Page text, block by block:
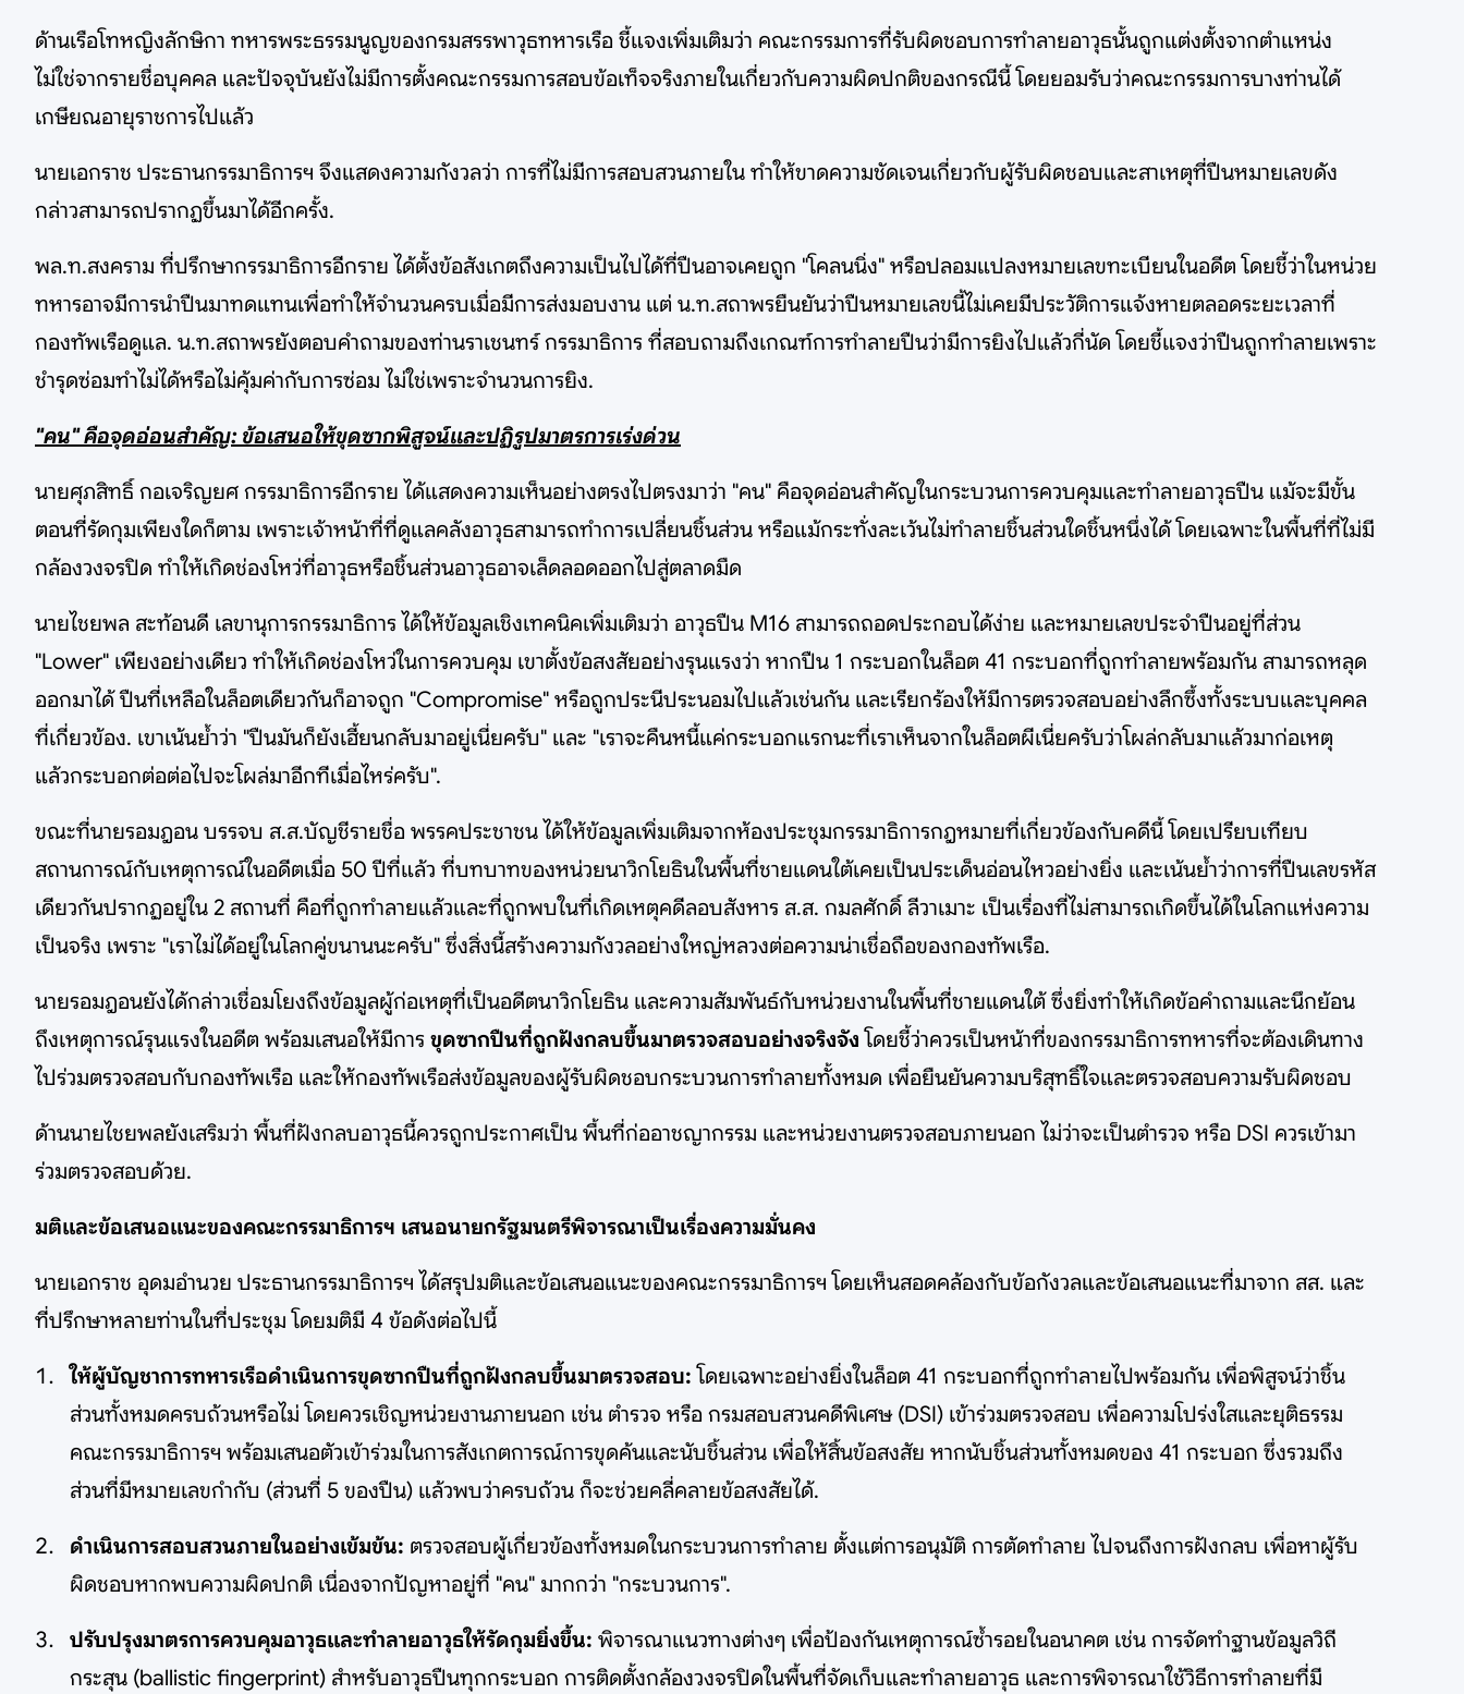
ด้านเรือโทหญิงลักษิกา ทหารพระธรรมนูญของกรมสรรพาวุธทหารเรือ ชี้แจงเพิ่มเติมว่า คณะกรรมการที่รับผิดชอบการทำลายอาวุธนั้นถูกแต่งตั้งจากตำแหน่ง
ไม่ใช่จากรายชื่อบุคคล และปัจจุบันยังไม่มีการตั้งคณะกรรมการสอบข้อเท็จจริงภายในเกี่ยวกับความผิดปกติของกรณีนี้ โดยยอมรับว่าคณะกรรมการบางท่านได้
เกษียณอายุราชการไปแล้ว
นายเอกราช ประธานกรรมาธิการฯ จึงแสดงความกังวลว่า การที่ไม่มีการสอบสวนภายใน ทำให้ขาดความชัดเจนเกี่ยวกับผู้รับผิดชอบและสาเหตุที่ปืนหมายเลขดัง
กล่าวสามารถปรากฏขึ้นมาได้อีกครั้ง.
พล.ท.สงคราม ที่ปรึกษากรรมาธิการอีกราย ได้ตั้งข้อสังเกตถึงความเป็นไปได้ที่ปืนอาจเคยถูก "โคลนนิ่ง" หรือปลอมแปลงหมายเลขทะเบียนในอดีต โดยชี้ว่าในหน่วย
ทหารอาจมีการนำปืนมาทดแทนเพื่อทำให้จำนวนครบเมื่อมีการส่งมอบงาน แต่ น.ท.สถาพรยืนยันว่าปืนหมายเลขนี้ไม่เคยมีประวัติการแจ้งหายตลอดระยะเวลาที่
กองทัพเรือดูแล. น.ท.สถาพรยังตอบคำถามของท่านราเชนทร์ กรรมาธิการ ที่สอบถามถึงเกณฑ์การทำลายปืนว่ามีการยิงไปแล้วกี่นัด โดยชี้แจงว่าปืนถูกทำลายเพราะ
ชำรุดซ่อมทำไม่ได้หรือไม่คุ้มค่ากับการซ่อม ไม่ใช่เพราะจำนวนการยิง.
"คน" คือจุดอ่อนสำคัญ: ข้อเสนอให้ขุดซากพิสูจน์และปฏิรูปมาตรการเร่งด่วน
นายศุภสิทธิ์ กอเจริญยศ กรรมาธิการอีกราย ได้แสดงความเห็นอย่างตรงไปตรงมาว่า "คน" คือจุดอ่อนสำคัญในกระบวนการควบคุมและทำลายอาวุธปืน แม้จะมีขั้น
ตอนที่รัดกุมเพียงใดก็ตาม เพราะเจ้าหน้าที่ที่ดูแลคลังอาวุธสามารถทำการเปลี่ยนชิ้นส่วน หรือแม้กระทั่งละเว้นไม่ทำลายชิ้นส่วนใดชิ้นหนึ่งได้ โดยเฉพาะในพื้นที่ที่ไม่มี
กล้องวงจรปิด ทำให้เกิดช่องโหว่ที่อาวุธหรือชิ้นส่วนอาวุธอาจเล็ดลอดออกไปสู่ตลาดมืด
นายไชยพล สะท้อนดี เลขานุการกรรมาธิการ ได้ให้ข้อมูลเชิงเทคนิคเพิ่มเติมว่า อาวุธปืน M16 สามารถถอดประกอบได้ง่าย และหมายเลขประจำปืนอยู่ที่ส่วน
"Lower" เพียงอย่างเดียว ทำให้เกิดช่องโหว่ในการควบคุม เขาตั้งข้อสงสัยอย่างรุนแรงว่า หากปืน 1 กระบอกในล็อต 41 กระบอกที่ถูกทำลายพร้อมกัน สามารถหลุด
ออกมาได้ ปืนที่เหลือในล็อตเดียวกันก็อาจถูก "Compromise" หรือถูกประนีประนอมไปแล้วเช่นกัน และเรียกร้องให้มีการตรวจสอบอย่างลึกซึ้งทั้งระบบและบุคคล
ที่เกี่ยวข้อง. เขาเน้นย้ำว่า "ปืนมันก็ยังเฮี้ยนกลับมาอยู่เนี่ยครับ" และ "เราจะคืนหนี้แค่กระบอกแรกนะที่เราเห็นจากในล็อตผีเนี่ยครับว่าโผล่กลับมาแล้วมาก่อเหตุ
แล้วกระบอกต่อต่อไปจะโผล่มาอีกทีเมื่อไหร่ครับ".
ขณะที่นายรอมฎอน บรรจบ ส.ส.บัญชีรายชื่อ พรรคประชาชน ได้ให้ข้อมูลเพิ่มเติมจากห้องประชุมกรรมาธิการกฎหมายที่เกี่ยวข้องกับคดีนี้ โดยเปรียบเทียบ
สถานการณ์กับเหตุการณ์ในอดีตเมื่อ 50 ปีที่แล้ว ที่บทบาทของหน่วยนาวิกโยธินในพื้นที่ชายแดนใต้เคยเป็นประเด็นอ่อนไหวอย่างยิ่ง และเน้นย้ำว่าการที่ปืนเลขรหัส
เดียวกันปรากฏอยู่ใน 2 สถานที่ คือที่ถูกทำลายแล้วและที่ถูกพบในที่เกิดเหตุคดีลอบสังหาร ส.ส. กมลศักดิ์ ลีวาเมาะ เป็นเรื่องที่ไม่สามารถเกิดขึ้นได้ในโลกแห่งความ
เป็นจริง เพราะ "เราไม่ได้อยู่ในโลกคู่ขนานนะครับ" ซึ่งสิ่งนี้สร้างความกังวลอย่างใหญ่หลวงต่อความน่าเชื่อถือของกองทัพเรือ.
นายรอมฎอนยังได้กล่าวเชื่อมโยงถึงข้อมูลผู้ก่อเหตุที่เป็นอดีตนาวิกโยธิน และความสัมพันธ์กับหน่วยงานในพื้นที่ชายแดนใต้ ซึ่งยิ่งทำให้เกิดข้อคำถามและนึกย้อน
ถึงเหตุการณ์รุนแรงในอดีต พร้อมเสนอให้มีการ ขุดซากปืนที่ถูกฝังกลบขึ้นมาตรวจสอบอย่างจริงจัง โดยชี้ว่าควรเป็นหน้าที่ของกรรมาธิการทหารที่จะต้องเดินทาง
ไปร่วมตรวจสอบกับกองทัพเรือ และให้กองทัพเรือส่งข้อมูลของผู้รับผิดชอบกระบวนการทำลายทั้งหมด เพื่อยืนยันความบริสุทธิ์ใจและตรวจสอบความรับผิดชอบ
ด้านนายไชยพลยังเสริมว่า พื้นที่ฝังกลบอาวุธนี้ควรถูกประกาศเป็น พื้นที่ก่ออาชญากรรม และหน่วยงานตรวจสอบภายนอก ไม่ว่าจะเป็นตำรวจ หรือ DSI ควรเข้ามา
ร่วมตรวจสอบด้วย.
มติและข้อเสนอแนะของคณะกรรมาธิการฯ เสนอนายกรัฐมนตรีพิจารณาเป็นเรื่องความมั่นคง
นายเอกราช อุดมอำนวย ประธานกรรมาธิการฯ ได้สรุปมติและข้อเสนอแนะของคณะกรรมาธิการฯ โดยเห็นสอดคล้องกับข้อกังวลและข้อเสนอแนะที่มาจาก สส. และ
ที่ปรึกษาหลายท่านในที่ประชุม โดยมติมี 4 ข้อดังต่อไปนี้
ให้ผู้บัญชาการทหารเรือดำเนินการขุดซากปืนที่ถูกฝังกลบขึ้นมาตรวจสอบ: โดยเฉพาะอย่างยิ่งในล็อต 41 กระบอกที่ถูกทำลายไปพร้อมกัน เพื่อพิสูจน์ว่าชิ้น
ส่วนทั้งหมดครบถ้วนหรือไม่ โดยควรเชิญหน่วยงานภายนอก เช่น ตำรวจ หรือ กรมสอบสวนคดีพิเศษ (DSI) เข้าร่วมตรวจสอบ เพื่อความโปร่งใสและยุติธรรม
คณะกรรมาธิการฯ พร้อมเสนอตัวเข้าร่วมในการสังเกตการณ์การขุดค้นและนับชิ้นส่วน เพื่อให้สิ้นข้อสงสัย หากนับชิ้นส่วนทั้งหมดของ 41 กระบอก ซึ่งรวมถึง
ส่วนที่มีหมายเลขกำกับ (ส่วนที่ 5 ของปืน) แล้วพบว่าครบถ้วน ก็จะช่วยคลี่คลายข้อสงสัยได้.
ดำเนินการสอบสวนภายในอย่างเข้มข้น: ตรวจสอบผู้เกี่ยวข้องทั้งหมดในกระบวนการทำลาย ตั้งแต่การอนุมัติ การตัดทำลาย ไปจนถึงการฝังกลบ เพื่อหาผู้รับ
ผิดชอบหากพบความผิดปกติ เนื่องจากปัญหาอยู่ที่ "คน" มากกว่า "กระบวนการ".
ปรับปรุงมาตรการควบคุมอาวุธและทำลายอาวุธให้รัดกุมยิ่งขึ้น: พิจารณาแนวทางต่างๆ เพื่อป้องกันเหตุการณ์ซ้ำรอยในอนาคต เช่น การจัดทำฐานข้อมูลวิถี
กระสุน (ballistic fingerprint) สำหรับอาวุธปืนทุกกระบอก การติดตั้งกล้องวงจรปิดในพื้นที่จัดเก็บและทำลายอาวุธ และการพิจารณาใช้วิธีการทำลายที่มี